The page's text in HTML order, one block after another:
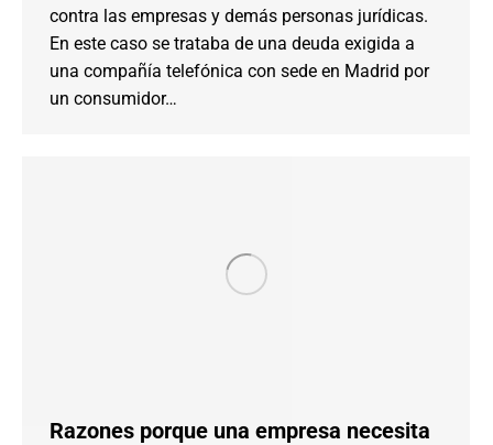
contra las empresas y demás personas jurídicas.
En este caso se trataba de una deuda exigida a
una compañía telefónica con sede en Madrid por
un consumidor…
Razones porque una empresa necesita